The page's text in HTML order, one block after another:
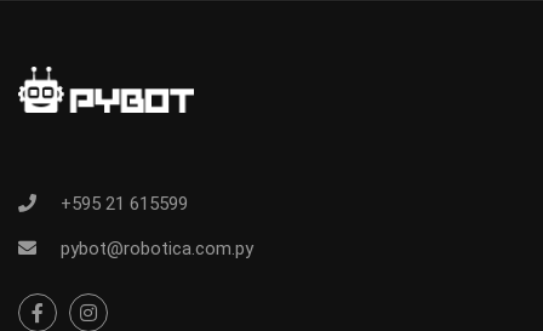
+595 21 615599
pybot@robotica.com.py